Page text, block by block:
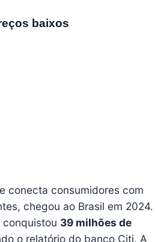
baixos
conecta consumidores com
chegou ao Brasil em 2024.
conquistou 39 milhões de
o relatório do banco Citi. A